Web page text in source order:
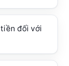
đối với